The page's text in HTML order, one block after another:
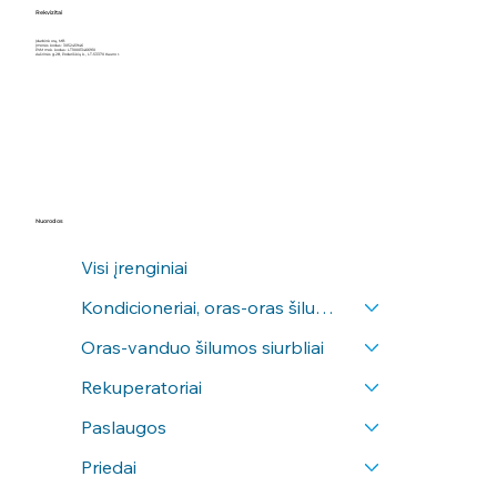
Įdarbink orą, MB
Įmonės kodas: 305245946
PVM mok. kodas: LT100013466910
Aušrinės g.28, Poderiškių k., LT-53370 Kauno r.
Rekvizitai
Nuorodos
Visi įrenginiai
Kondicioneriai, oras-oras šilumos siurbliai
Oras-vanduo šilumos siurbliai
Rekuperatoriai
Paslaugos
Priedai